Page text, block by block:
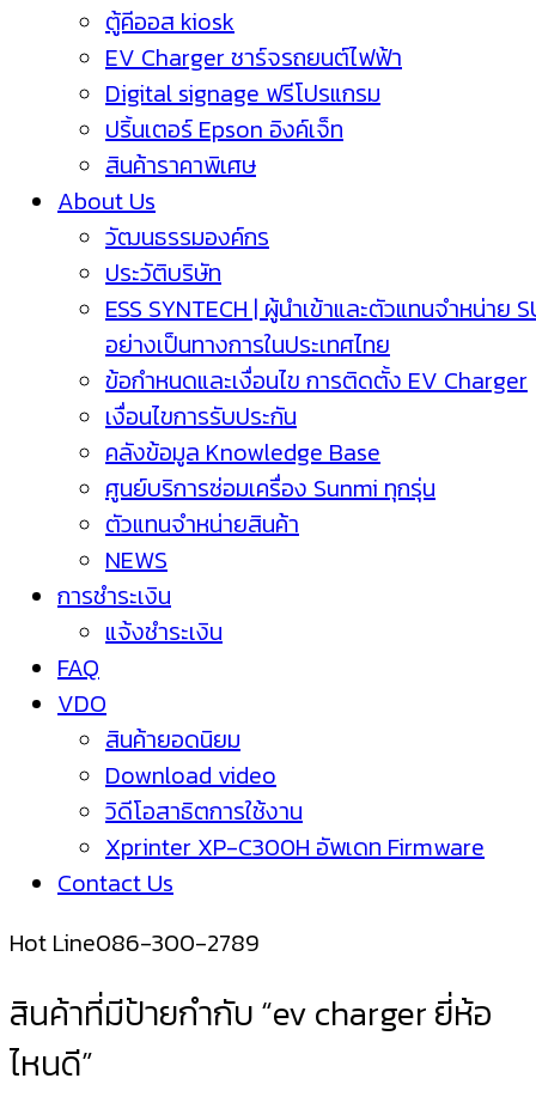
ตู้คีออส kiosk
EV Charger ชาร์จรถยนต์ไฟฟ้า
Digital signage ฟรีโปรแกรม
ปริ้นเตอร์ Epson อิงค์เจ็ท
สินค้าราคาพิเศษ
About Us
วัฒนธรรมองค์กร
ประวัติบริษัท
ESS SYNTECH | ผู้นำเข้าและตัวแทนจำหน่าย
อย่างเป็นทางการในประเทศไทย
ข้อกำหนดและเงื่อนไข การติดตั้ง EV Charger
เงื่อนไขการรับประกัน
คลังข้อมูล Knowledge Base
ศูนย์บริการซ่อมเครื่อง Sunmi ทุกรุ่น
ตัวแทนจำหน่ายสินค้า
NEWS
การชำระเงิน
แจ้งชำระเงิน
FAQ
VDO
สินค้ายอดนิยม
Download video
วิดีโอสาธิตการใช้งาน
Xprinter XP-C300H อัพเดท Firmware
Contact Us
Hot Line086-300-2789
สินค้าที่มีป้ายกำกับ “ev charger ยี่ห้อ
ไหนดี”